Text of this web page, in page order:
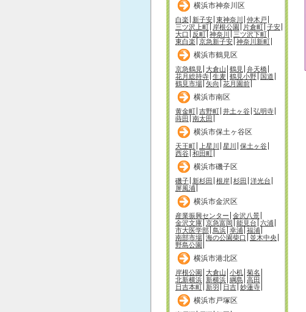
横浜市神奈川区
白楽 新子安 東神奈川
仲木戸
三ツ沢上町 岸根公園 片倉町 子安
大口
反町 神奈川
三ツ沢下町
東白楽 京急新子安 神奈川新町
横浜市鶴見区
京急鶴見 大倉山 鶴見
弁天橋
花月総持寺 生麦 鶴見小野
国道
鶴見市場 矢向 花月園前
横浜市南区
黄金町 吉野町 井土ヶ谷 弘明寺
蒔田 南太田
横浜市保土ヶ谷区
天王町 上星川 星川
保土ヶ谷
西谷 和田町
横浜市磯子区
磯子 新杉田 根岸 杉田 洋光台
屏風浦
横浜市金沢区
産業振興センター 金沢八景
金沢文庫 京急富岡 能見台 六浦
市大医学部 鳥浜 幸浦 福浦
南部市場 海の公園柴口
並木中央
野島公園
横浜市港北区
岸根公園 大倉山 小机 菊名
北新横浜 新横浜 綱島 高田
日吉本町 新羽 日吉 妙蓮寺
横浜市戸塚区